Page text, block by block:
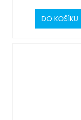
DO KOŠÍKU